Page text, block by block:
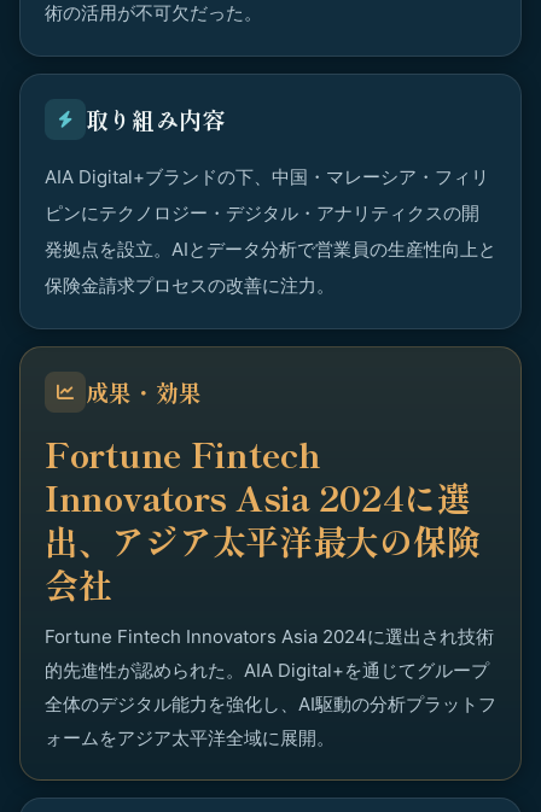
術の活用が不可欠だった。
取り組み内容
AIA Digital+ブランドの下、中国・マレーシア・フィリ
ピンにテクノロジー・デジタル・アナリティクスの開
発拠点を設立。AIとデータ分析で営業員の生産性向上と
保険金請求プロセスの改善に注力。
成果・効果
Fortune Fintech
Innovators Asia 2024に選
出、アジア太平洋最大の保険
会社
Fortune Fintech Innovators Asia 2024に選出され技術
的先進性が認められた。AIA Digital+を通じてグループ
全体のデジタル能力を強化し、AI駆動の分析プラットフ
ォームをアジア太平洋全域に展開。